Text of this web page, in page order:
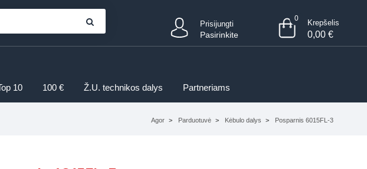
Prisijungti
Pasirinkite
0 Krepšelis
0,00 €
10 100 € Ž.U. technikos dalys Partneriams
Agor Parduotuvė Kėbulo dalys Posparnis 6015FL-3